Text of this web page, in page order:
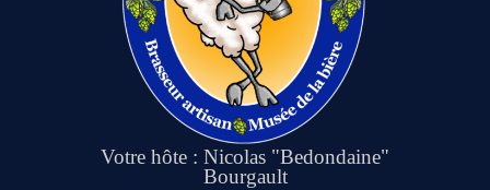
Votre hôte : Nicolas "Bedondaine"
Bourgault